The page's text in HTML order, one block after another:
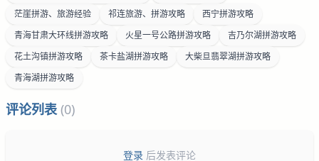
茫崖拼游、旅游经验
祁连旅游、拼游攻略
西宁拼游攻略
青海甘肃大环线拼游攻略
火星一号公路拼游攻略
吉乃尔湖拼游攻略
花土沟镇拼游攻略
茶卡盐湖拼游攻略
大柴旦翡翠湖拼游攻略
青海湖拼游攻略
评论列表(0)
登录 后发表评论